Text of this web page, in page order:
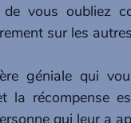
vous oubliez
sur les
géniale qui
la récompense
qui leur a